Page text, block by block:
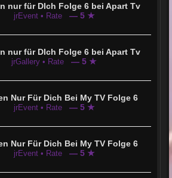
nur für DIch Folge 6 bei Apart Tv
jrEvent • Rate — 5 ★
nur für DIch Folge 6 bei Apart Tv
jrGallery • Rate — 5 ★
Nur Für Dich Bei My TV Folge 6
jrEvent • Rate — 5 ★
Nur Für Dich Bei My TV Folge 6
jrEvent • Rate — 5 ★